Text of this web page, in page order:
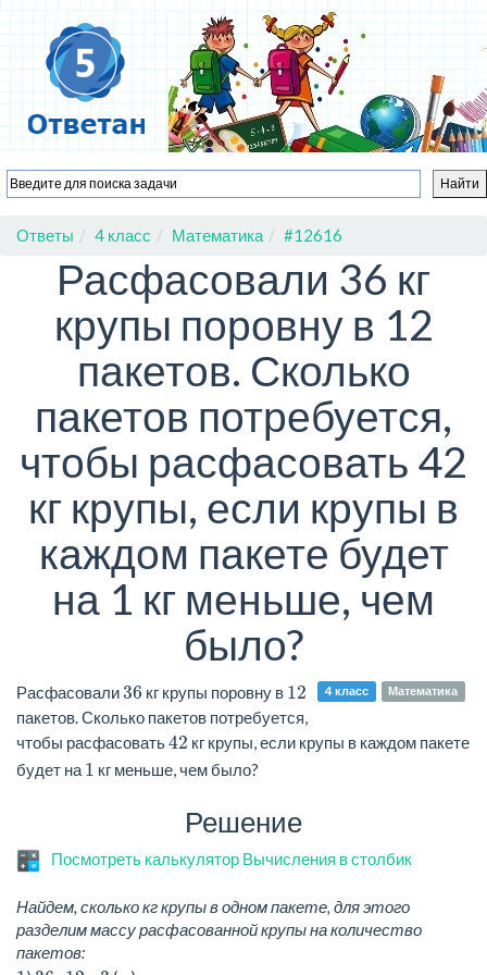
Ответы 4 класс Математика #12616
Расфасовали 36 кг
крупы поровну в 12
пакетов. Сколько
пакетов потребуется,
чтобы расфасовать 42
кг крупы, если крупы в
каждом пакете будет
на 1 кг меньше, чем
было?
4 класс Математика
Расфасовали36 кг крупы поровну в 12
пакетов. Сколько пакетов потребуется,
чтобы расфасовать42 кг крупы, если крупы в каждом пакете
будет на 1 кг меньше, чем было?
Решение
Посмотреть калькулятор Вычисления в столбик
Найдем, сколько кг крупы в одном пакете, для этого
разделим массу расфасованной крупы на количество
пакетов: